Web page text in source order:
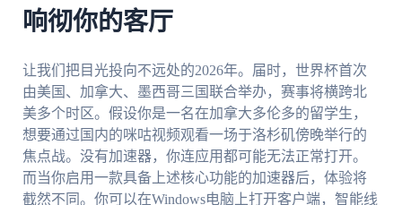
响彻你的客厅
让我们把目光投向不远处的2026年。届时，世界杯首次
由美国、加拿大、墨西哥三国联合举办，赛事将横跨北
美多个时区。假设你是一名在加拿大多伦多的留学生，
想要通过国内的咪咕视频观看一场于洛杉矶傍晚举行的
焦点战。没有加速器，你连应用都可能无法正常打开。
而当你启用一款具备上述核心功能的加速器后，体验将
截然不同。你可以在Windows电脑上打开客户端，智能线